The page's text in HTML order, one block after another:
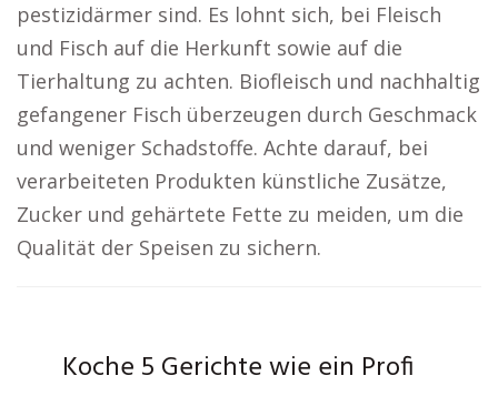
pestizidärmer sind. Es lohnt sich, bei Fleisch
und Fisch auf die Herkunft sowie auf die
Tierhaltung zu achten. Biofleisch und nachhaltig
gefangener Fisch überzeugen durch Geschmack
und weniger Schadstoffe. Achte darauf, bei
verarbeiteten Produkten künstliche Zusätze,
Zucker und gehärtete Fette zu meiden, um die
Qualität der Speisen zu sichern.
Koche 5 Gerichte wie ein Profi